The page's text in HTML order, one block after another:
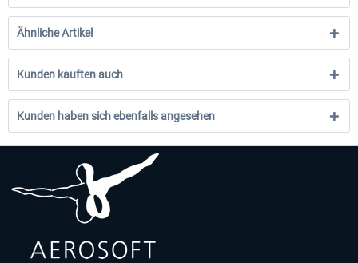
Ähnliche Artikel
Kunden kauften auch
Kunden haben sich ebenfalls angesehen